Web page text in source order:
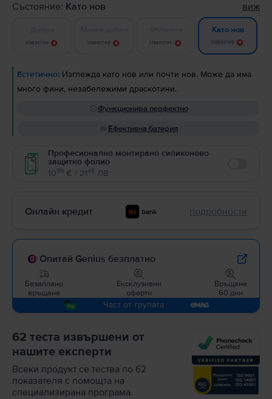
Състояние: Като нов виж
Известие Известие Известие
Като нов
Известие
Естетично: Изглежда като нов или почти нов. Може да има
много фини, незабележими драскотини.
Функционира перфектно
Ефективна батерия
Професионално монтирано силиконово
защитно фолио
1099 € / 2149 ЛВ
Онлайн кредит подробности
Опитай Genius безплатно
Безаплано
връщане
Ексклузивни
оферти
Връщане
60 дни
Част от групата
62 теста извършени от
нашите експерти
Всеки продукт се тества по 62
показателя с помощта на
специализирана програма.